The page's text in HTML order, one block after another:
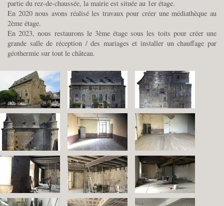
partie du rez-de-chaussée, la mairie est située au 1er étage.
En 2020 nous avons réalisé les travaux pour créer une médiathèque au
2ème étage.
En 2023, nous restaurons le 3ème étage sous les toits pour créer une
grande salle de réception / des mariages et installer un chauffage par
géothermie sur tout le château.